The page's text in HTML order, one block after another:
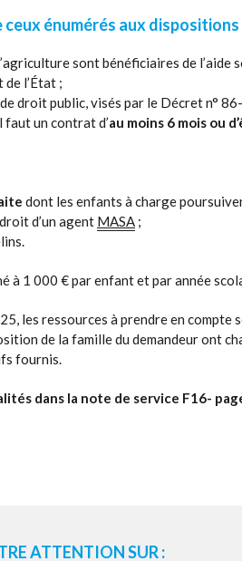
énumérés aux
sont bénéficiaires de l’aide
de l’État ;
droit public, visés par le Décret n°
un contrat d’au moins 6 mois ou
dont les enfants à charge
d’un agent MASA ;
à 1 000 € par enfant et par année
les ressources à prendre en compte
de la famille du demandeur ont
fournis.
dans la note de service F16-
ATTENTION SUR :